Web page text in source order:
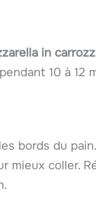
in
10 à 12
bords du
mieux coller.